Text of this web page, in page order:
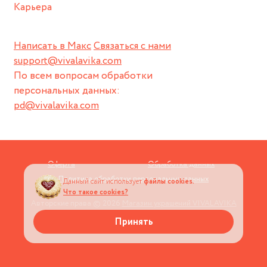
Написать в МаксСвязаться с нами
support@vivalavika.com
По всем вопросам обработки
персональных данных:
pd@vivalavika.com
Карьера
Оферта
Обработка данных
Политика обработки персональных данных
Данный сайт используетфайлы cookies.
Что такое cookies?
Принять